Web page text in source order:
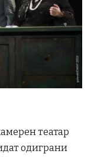
театар
одиграни